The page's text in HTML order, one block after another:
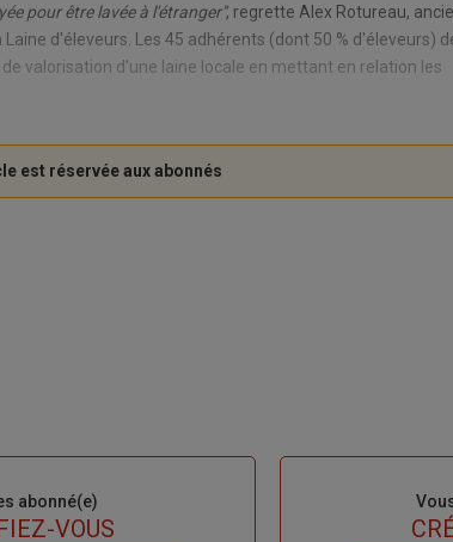
pour être lavée à l'étranger", regrette Alex Rotureau,
d'éleveurs. Les 45 adhérents (dont 50 % d'éleveurs)
valorisation d'une laine locale en mettant en relation les
abonné(e)
VOUS TITRE